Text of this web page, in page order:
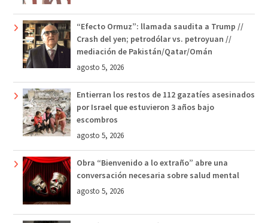
“Efecto Ormuz”: llamada saudita a Trump //
Crash del yen; petrodólar vs. petroyuan //
mediación de Pakistán/Qatar/Omán
agosto 5, 2026
Entierran los restos de 112 gazatíes asesinados
por Israel que estuvieron 3 años bajo
escombros
agosto 5, 2026
Obra “Bienvenido a lo extraño” abre una
conversación necesaria sobre salud mental
agosto 5, 2026